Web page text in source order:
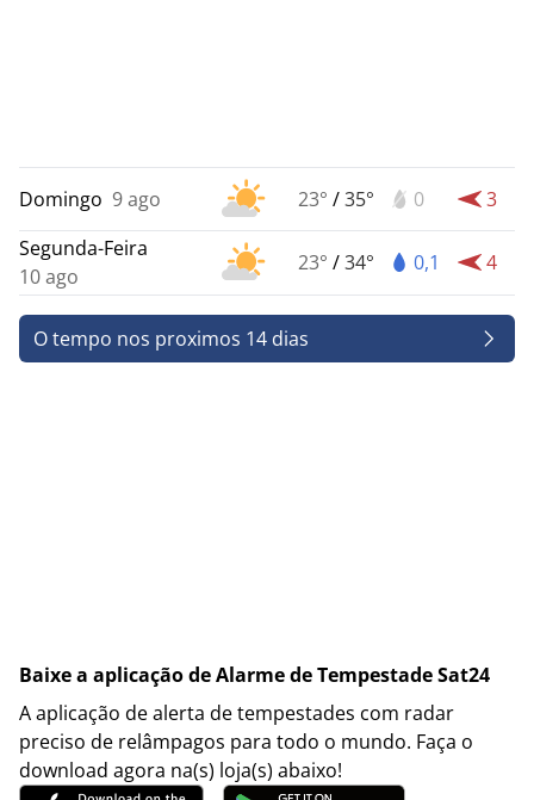
Domingo 9 ago 23° /35° 0
3
Segunda-Feira
10 ago
23° /34° 0,1 4
O tempo nos proximos 14 dias
Baixe a aplicação de Alarme de Tempestade Sat24
A aplicação de alerta de tempestades com radar
preciso de relâmpagos para todo o mundo. Faça o
download agora na(s) loja(s) abaixo!